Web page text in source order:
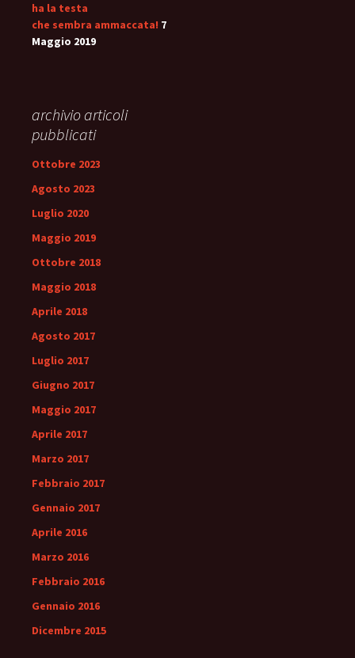
ha la testa
che sembra ammaccata! 7
Maggio 2019
archivio articoli
pubblicati
Ottobre 2023
Agosto 2023
Luglio 2020
Maggio 2019
Ottobre 2018
Maggio 2018
Aprile 2018
Agosto 2017
Luglio 2017
Giugno 2017
Maggio 2017
Aprile 2017
Marzo 2017
Febbraio 2017
Gennaio 2017
Aprile 2016
Marzo 2016
Febbraio 2016
Gennaio 2016
Dicembre 2015